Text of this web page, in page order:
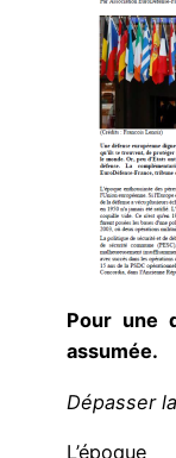
Pour une
assumée.
Dépasser